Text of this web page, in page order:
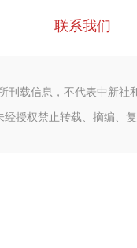
联系我们
刊载信息，不代表中新社
经授权禁止转载、摘编、